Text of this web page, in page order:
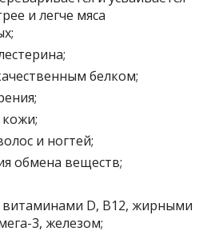
и легче мяса
белком;
и ногтей;
обмена веществ;
витаминами D, В12, жирными
3, железом;